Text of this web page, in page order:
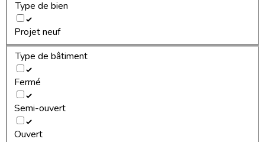
Type de bien
Projet neuf
Type de bâtiment
Fermé
Semi-ouvert
Ouvert